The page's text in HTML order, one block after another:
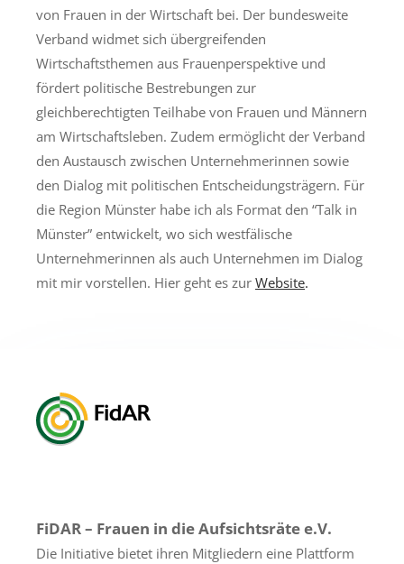
von Frauen in der Wirtschaft bei. Der bundesweite
Verband widmet sich übergreifenden
Wirtschaftsthemen aus Frauenperspektive und
fördert politische Bestrebungen zur
gleichberechtigten Teilhabe von Frauen und Männern
am Wirtschaftsleben. Zudem ermöglicht der Verband
den Austausch zwischen Unternehmerinnen sowie
den Dialog mit politischen Entscheidungsträgern. Für
die Region Münster habe ich als Format den “Talk in
Münster” entwickelt, wo sich westfälische
Unternehmerinnen als auch Unternehmen im Dialog
mit mir vorstellen. Hier geht es zur Website.
FiDAR – Frauen in die Aufsichtsräte e.V.
Die Initiative bietet ihren Mitgliedern eine Plattform